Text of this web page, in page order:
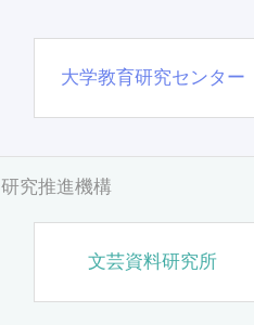
大学教育研究センター
研究推進機構
文芸資料研究所